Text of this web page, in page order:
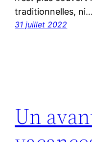
traditionnelles, ni…
31 juillet 2022
Un